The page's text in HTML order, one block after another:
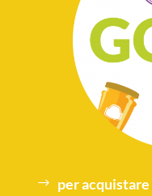
per acquistare